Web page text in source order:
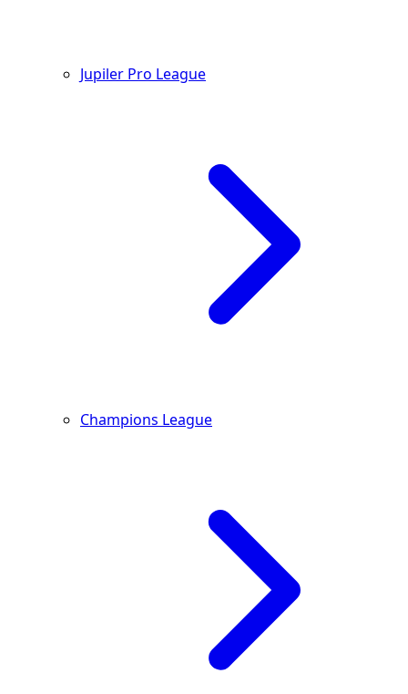
Jupiler Pro League
Champions League